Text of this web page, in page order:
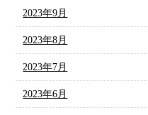
2023年9月
2023年8月
2023年7月
2023年6月